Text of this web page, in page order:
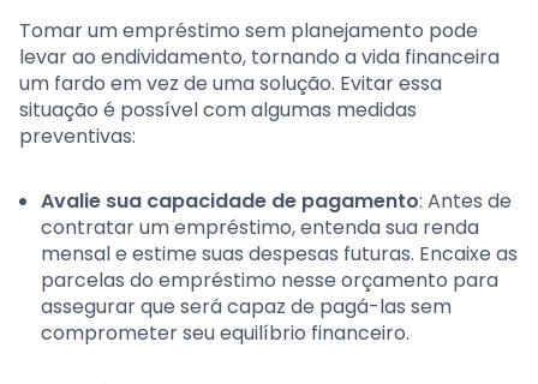
Tomar um empréstimo sem planejamento pode
levar ao endividamento, tornando a vida financeira
um fardo em vez de uma solução. Evitar essa
situação é possível com algumas medidas
preventivas:
Avalie sua capacidade de pagamento: Antes de
contratar um empréstimo, entenda sua renda
mensal e estime suas despesas futuras. Encaixe as
parcelas do empréstimo nesse orçamento para
assegurar que será capaz de pagá-las sem
comprometer seu equilíbrio financeiro.